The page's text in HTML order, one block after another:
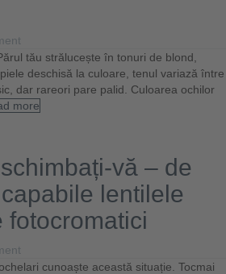
tău strălucește în tonuri de blond,
deschisă la culoare, tenul variază între
dar rareori pare palid. Culoarea ochilor
more
vă – de
lentilele
fotocromatici
cunoaște această situație. Tocmai